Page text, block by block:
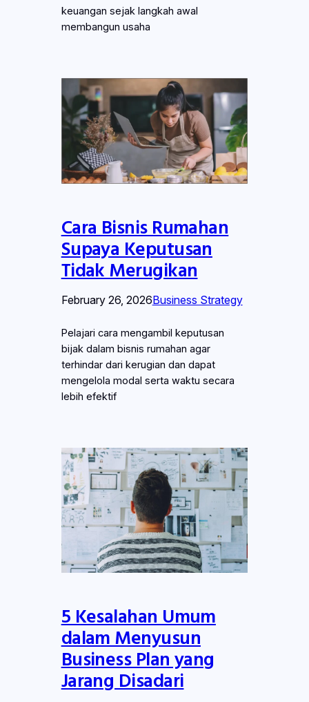
keuangan sejak langkah awal
membangun usaha
Cara Bisnis Rumahan
Supaya Keputusan
Tidak Merugikan
February 26, 2026Business Strategy
Pelajari cara mengambil keputusan
bijak dalam bisnis rumahan agar
terhindar dari kerugian dan dapat
mengelola modal serta waktu secara
lebih efektif
5 Kesalahan Umum
dalam Menyusun
Business Plan yang
Jarang Disadari